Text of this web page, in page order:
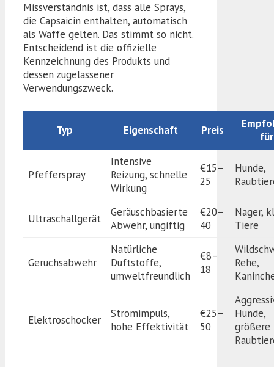
Missverständnis ist, dass alle Sprays,
die Capsaicin enthalten, automatisch
als Waffe gelten. Das stimmt so nicht.
Entscheidend ist die offizielle
Kennzeichnung des Produkts und
dessen zugelassener
Verwendungszweck.
Typ Eigenschaft Preis
für
Pfefferspray
Intensive
Reizung, schnelle
Wirkung
€15–
25
Hunde,
Ultraschallgerät
Geräuschbasierte
Abwehr, ungiftig
€20–
40
Nager,
Tiere
Geruchsabwehr
Natürliche
Duftstoffe,
umweltfreundlich
€8–
18
Rehe,
Elektroschocker
Stromimpuls,
hohe Effektivität
€25–
50
Hunde,
größere